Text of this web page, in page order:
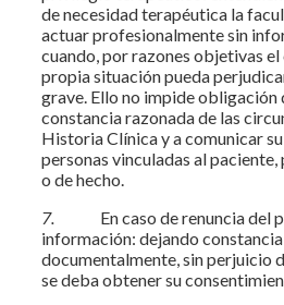
de necesidad terapéutica la
actuar profesionalmente sin
cuando, por razones objetivas
propia situación pueda
grave. Ello no impide obligación
constancia razonada de las
Historia Clínica y a comunicar
personas vinculadas al
o de hecho.
7. En caso de renuncia del
información: dejando
documentalmente, sin perjuicio
se deba obtener su